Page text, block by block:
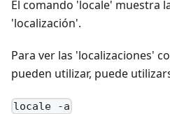
El comando 'locale' muestra
'localización'.
Para ver las 'localizaciones'
pueden utilizar, puede
locale -a